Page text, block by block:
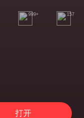
999+ 157
打开